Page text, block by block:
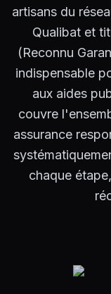
artisans du
Qualibat et
(Reconnu
indispensable
aux aides
couvre
assurance
chaque